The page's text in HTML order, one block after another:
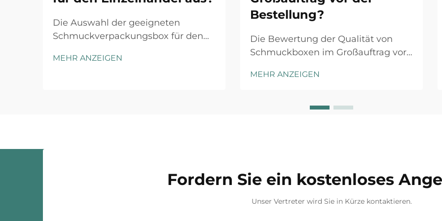
Die Auswahl der geeigneten
Schmuckverpackungsbox für den
Abwägung mehrerer Faktoren, die
MEHR ANZEIGEN
Bestellung?
Die Bewertung der Qualität von
Schmuckboxen im Großauftrag vor
entscheidender Schritt, der sich
die Kundenzufriedenheit und die
MEHR ANZEIGEN
Fordern Sie ein kostenloses
Unser Vertreter wird Sie in Kürze kontaktieren.